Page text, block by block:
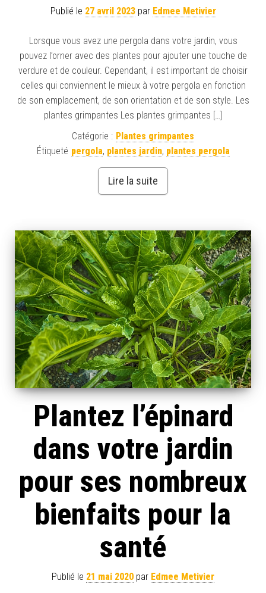
Publié le 27 avril 2023par Edmee Metivier
Lorsque vous avez une pergola dans votre jardin, vous
pouvez l’orner avec des plantes pour ajouter une touche de
verdure et de couleur. Cependant, il est important de choisir
celles qui conviennent le mieux à votre pergola en fonction
de son emplacement, de son orientation et de son style. Les
plantes grimpantes Les plantes grimpantes […]
Catégorie : Plantes grimpantes
Étiqueté pergola, plantes jardin, plantes pergola
Lire la suite
Plantez l’épinard
dans votre jardin
pour ses nombreux
bienfaits pour la
santé
Publié le 21 mai 2020 par Edmee Metivier